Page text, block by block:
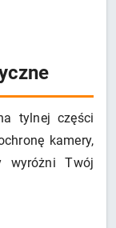
tylnej części
kamery,
wyróżni Twój